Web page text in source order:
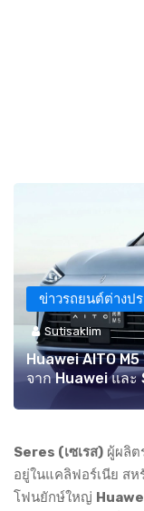
ข่าวรถยนต์ต่างป
Sutisaklim
Huawei AITO
จาก Huawei และ
Seres (เซเรส) ผู้ผลิ
อยู่ในแคลิฟอร์เนีย สห
โฟนยักษ์ใหญ่